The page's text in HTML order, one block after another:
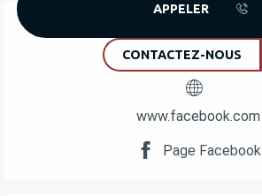
APPELER
CONTACTEZ-NOUS
www.facebook.com
Page Facebook